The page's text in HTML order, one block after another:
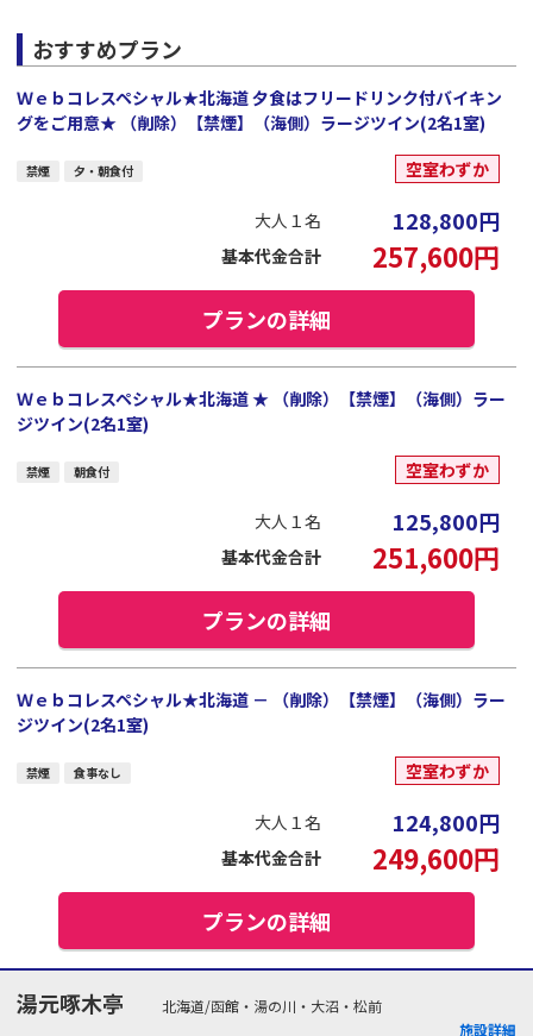
おすすめプラン
Ｗｅｂコレスペシャル★北海道 夕食はフリードリンク付バイキン
グをご用意★ （削除）【禁煙】（海側）ラージツイン(2名1室)
禁煙 夕・朝食付 空室わずか
大人１名 128,800円
基本代金合計 257,600円
プランの詳細
Ｗｅｂコレスペシャル★北海道 ★ （削除）【禁煙】（海側）ラー
ジツイン(2名1室)
禁煙 朝食付 空室わずか
大人１名 125,800円
基本代金合計 251,600円
プランの詳細
Ｗｅｂコレスペシャル★北海道 － （削除）【禁煙】（海側）ラー
ジツイン(2名1室)
禁煙 食事なし 空室わずか
大人１名 124,800円
基本代金合計 249,600円
プランの詳細
湯元啄木亭
北海道/函館・湯の川・大沼・松前
施設詳細